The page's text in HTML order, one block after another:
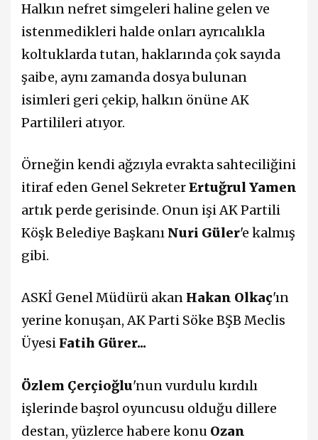
Halkın nefret simgeleri haline gelen ve
istenmedikleri halde onları ayrıcalıkla
koltuklarda tutan, haklarında çok sayıda
şaibe, aynı zamanda dosya bulunan
isimleri geri çekip, halkın önüne AK
Partilileri atıyor.
Örneğin kendi ağzıyla evrakta sahteciliğini
itiraf eden Genel SekreterErtuğrul Yamen
artık perde gerisinde. Onun işi AK Partili
Köşk Belediye Başkanı Nuri Güler'e kalmış
gibi.
ASKİ Genel Müdürü akan Hakan Olkaç'ın
yerine konuşan, AK Parti Söke BŞB Meclis
Üyesi Fatih Gürer...
Özlem Çerçioğlu'nun vurdulu kırdılı
işlerinde başrol oyuncusu olduğu dillere
destan, yüzlerce habere konu Ozan